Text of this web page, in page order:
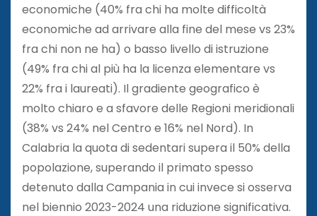
economiche (40% fra chi ha molte difficoltà
economiche ad arrivare alla fine del mese vs 23%
fra chi non ne ha) o basso livello di istruzione
(49% fra chi al più ha la licenza elementare vs
22% fra i laureati). Il gradiente geografico è
molto chiaro e a sfavore delle Regioni meridionali
(38% vs 24% nel Centro e 16% nel Nord). In
Calabria la quota di sedentari supera il 50% della
popolazione, superando il primato spesso
detenuto dalla Campania in cui invece si osserva
nel biennio 2023-2024 una riduzione significativa.